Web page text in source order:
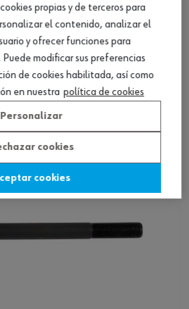
OTROS PRODUCTOS
propias y de terceros para
el contenido, analizar el
y ofrecer funciones para
modificar sus preferencias
de cookies habilitada, así como
en nuestra política de cookies
Personalizar
cookies
cookies